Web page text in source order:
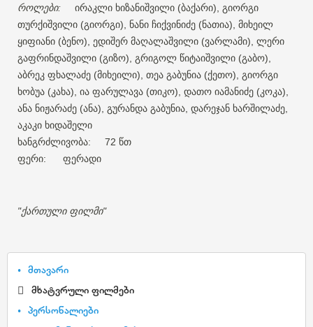
როლები: ირაკლი ხიზანიშვილი (ბაქარი), გიორგი
თურქიშვილი (გიორგი), ნანი ჩიქვინიძე (ნათია), მიხეილ
ყიფიანი (ბენო), ედიშერ მაღალაშვილი (ვარლამი), ლერი
გაფრინდაშვილი (გიზო), გრიგოლ წიტაიშვილი (გაბო),
აბრეკ ფხალაძე (მიხეილი), თეა გაბუნია (ქეთო), გიორგი
ხობუა (კახა), ია ფარულავა (თიკო), დათო იამანიძე (კოკა),
ანა ნიჟარაძე (ანა), გურანდა გაბუნია დარეჯან ხარშილაძე
აკაკი ხიდაშელი
ხანგრძლივობა: 72 წთ
ფერი: ფერადი
"ქართული ფილმი"
მთავარი
მხატვრული ფილმები
პერსონალიები